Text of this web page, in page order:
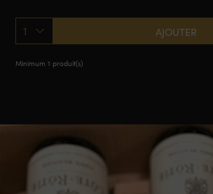
1 AJOUTER
Minimum 1 produit(s)